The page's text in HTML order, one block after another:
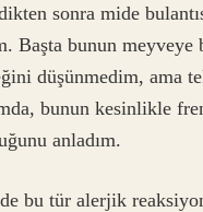
sonra mide
Başta bunun meyveye
düşünmedim, ama
bunun kesinlikle
anladım.
bu tür alerjik